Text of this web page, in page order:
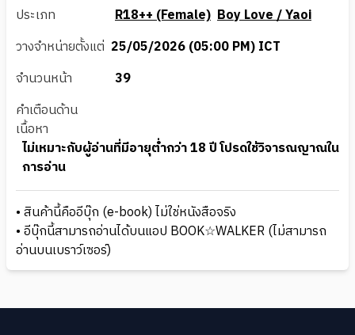
ประเภท
R18++ (Female) Boy Love / Yaoi
วางจำหน่ายตั้งแต่ 25/05/2026 (05:00 PM) ICT
จำนวนหน้า
39
คำเตือนด้าน
เนื้อหา
ไม่เหมาะกับผู้อ่านที่มีอายุต่ำกว่า 18 ปี โปรดใช้วิจารณญาณใน
การอ่าน
• สินค้านี้คืออีบุ๊ก (e-book) ไม่ใช่หนังสือจริง
• อีบุ๊กนี้สามารถอ่านได้บนแอป BOOK☆WALKER (ไม่สามารถ
อ่านบนเบราว์เซอร์)